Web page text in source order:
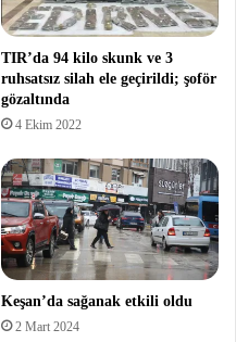
TIR’da 94 kilo skunk ve 3
ruhsatsız silah ele geçirildi; şoför
gözaltında
4 Ekim 2022
Keşan’da sağanak etkili oldu
2 Mart 2024